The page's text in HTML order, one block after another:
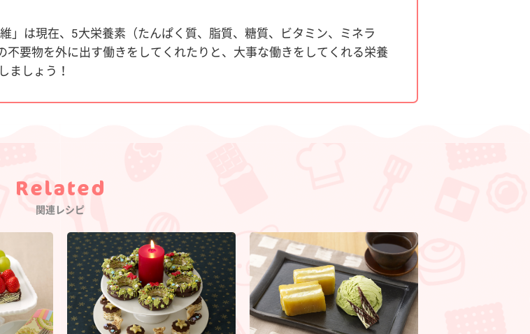
」は現在、5大栄養素（たんぱく質、脂質、糖質、ビタミン、ミネラ
要物を外に出す働きをしてくれたりと、大事な働きをしてくれる栄養
ましょう！
Category
関連レシピ